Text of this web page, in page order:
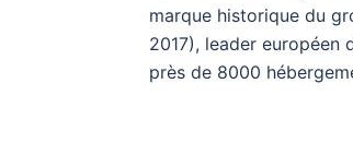
marque historique du
2017), leader européen
près de 8000